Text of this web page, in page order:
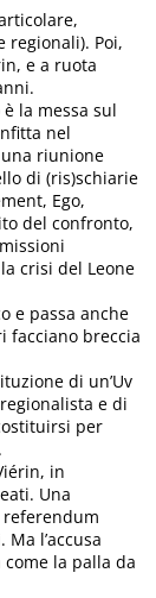
regionali). Poi,
e a ruota
la messa sul
nel
riunione
di (ris)schiarie
Ego,
del confronto,
crisi del Leone
e passa anche
facciano breccia
di un’Uv
e di
per
in
Una
l’accusa
la palla da